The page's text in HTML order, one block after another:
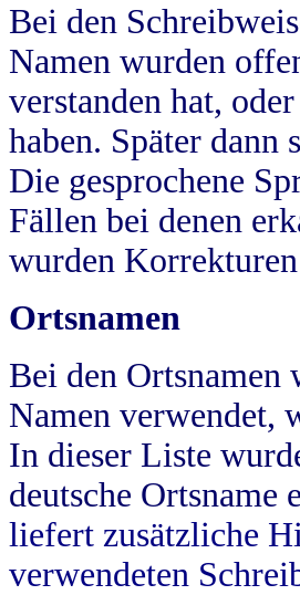
Bei den
Namen wurden
verstanden hat,
haben. Später dann
Die gesprochene
Fällen bei denen
wurden
Ortsnamen
Bei den Ortsnamen
Namen verwendet,
In dieser Liste
deutsche Ortsname
liefert zusätzliche
verwendeten